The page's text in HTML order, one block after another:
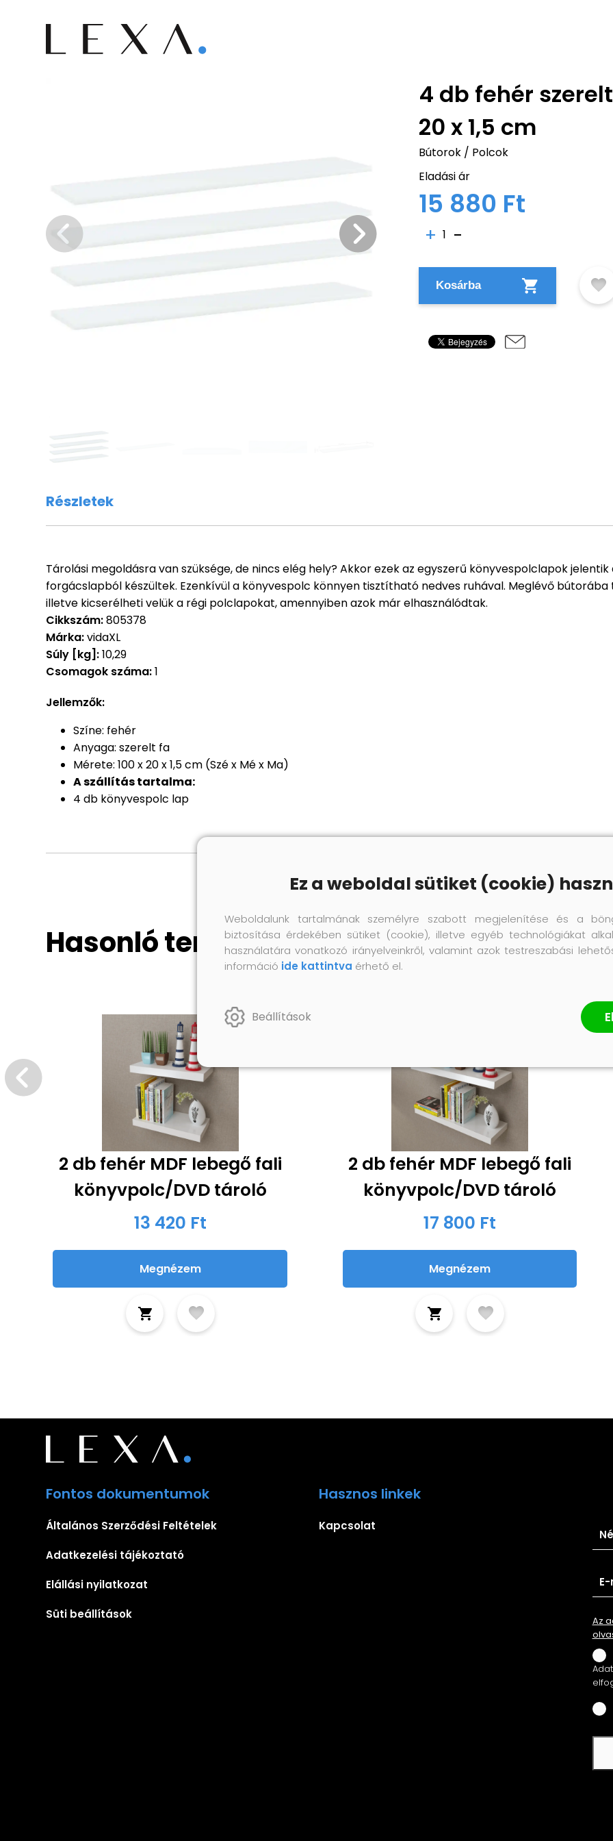
4 db fehér
20 x 1,5 cm
Bútorok/ Polcok
Eladási ár
15 880 Ft
1
Kosárba
Részletek
Tárolási megoldásra van szüksége, de nincs elég hely? Akkor ezek az egyszerű könyvespolclapok
forgácslapból készültek. Ezenkívül a könyvespolc könnyen tisztítható nedves ruhával. Meglévő
illetve kicserélheti velük a régi polclapokat, amennyiben azok már elhasználódtak.
Cikkszám:805378
Márka:vidaXL
Súly [kg]:10,29
Csomagok száma:1
Jellemzők:
Színe: fehér
Anyaga: szerelt fa
Mérete: 100 x 20 x 1,5 cm (Szé x Mé x Ma)
A szállítás tartalma:
4 db könyvespolc lap
Hasonló termékek
2 db fehér MDF lebegő fali
könyvpolc/DVD tároló
13 420 Ft
Megnézem
2 db fehér MDF lebegő fali
könyvpolc/DVD tároló
17 800 Ft
Megnézem
Fontos dokumentumok
Általános Szerződési Feltételek
Adatkezelési tájékoztató
Elállási nyilatkozat
Süti beállítások
Hasznos linkek
Kapcsolat
Az
Ez a weboldal sütiket (cookie)
Weboldalunk tartalmának személyre szabott megjelenítése és a
biztosítása érdekében sütiket (cookie), illetve egyéb technológiákat
használatára vonatkozó irányelveinkről, valamint azok testreszabási
információ ide kattintva érhető el.
Beállítások